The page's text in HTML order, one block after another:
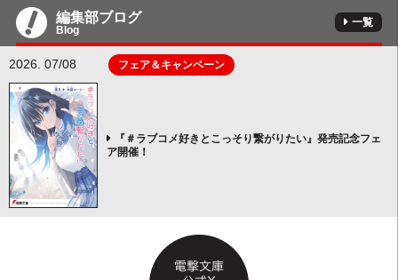
編集部ブログ
Blog
一覧
2026. 07/08 フェア＆キャンペーン
『＃ラブコメ好きとこっそり繋がりたい』発売記念フェ
ア開催！